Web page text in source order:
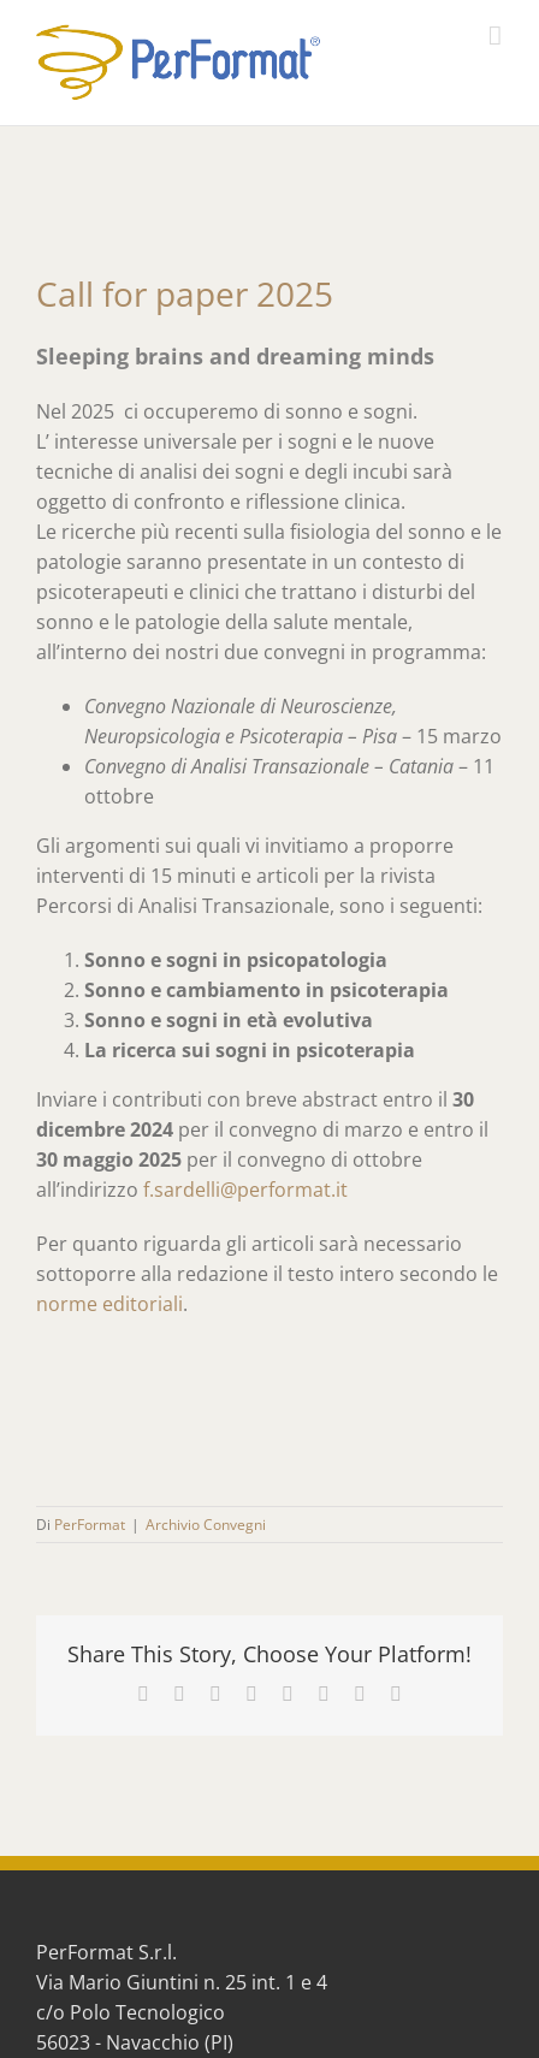
contenuto
Call for paper 2025
Sleeping brains and dreaming minds
Nel 2025 ci occuperemo di sonno e sogni.
L’ interesse universale per i sogni e le nuove
tecniche di analisi dei sogni e degli incubi sarà
oggetto di confronto e riflessione clinica.
Le ricerche più recenti sulla fisiologia del sonno e le
patologie saranno presentate in un contesto di
psicoterapeuti e clinici che trattano i disturbi del
sonno e le patologie della salute mentale,
all’interno dei nostri due convegni in programma:
Convegno Nazionale di Neuroscienze,
Neuropsicologia e Psicoterapia – Pisa– 15 marzo
Convegno di Analisi Transazionale – Catania– 11
ottobre
Gli argomenti sui quali vi invitiamo a proporre
interventi di 15 minuti e articoli per la rivista
Percorsi di Analisi Transazionale, sono i seguenti:
Sonno e sogni in psicopatologia
Sonno e cambiamento in psicoterapia
Sonno e sogni in età evolutiva
La ricerca sui sogni in psicoterapia
Inviare i contributi con breve abstract entro il 30
dicembre 2024 per il convegno di marzo e entro il
30 maggio 2025 per il convegno di ottobre
all’indirizzo f.sardelli@performat.it
Per quanto riguarda gli articoli sarà necessario
sottoporre alla redazione il testo intero secondo le
norme editoriali.
Di PerFormat | Archivio Convegni
Share This Story, Choose Your Platform!
Facebook Reddit LinkedIn
TumblrPinterest
PerFormat S.r.l.
Via Mario Giuntini n. 25 int. 1 e 4
c/o Polo Tecnologico
56023 - Navacchio (PI)